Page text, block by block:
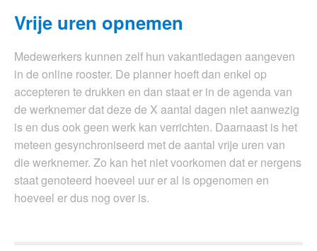
Vrije uren opnemen
Medewerkers kunnen zelf hun vakantiedagen aangeven
in de online rooster. De planner hoeft dan enkel op
accepteren te drukken en dan staat er in de agenda van
de werknemer dat deze de X aantal dagen niet aanwezig
is en dus ook geen werk kan verrichten. Daarnaast is het
meteen gesynchroniseerd met de aantal vrije uren van
die werknemer. Zo kan het niet voorkomen dat er nergens
staat genoteerd hoeveel uur er al is opgenomen en
hoeveel er dus nog over is.